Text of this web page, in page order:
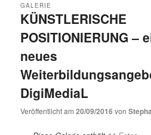
KÜNSTLERISCHE
POSITIONIERUNG –
neues
DigiMediaL
GALERIE
Veröffentlicht am20/09/2016 von